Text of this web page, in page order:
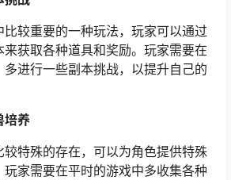
较重要的一种玩法，玩家可以通过
获取各种道具和奖励。玩家需要在
进行一些副本挑战，以提升自己的
培养
较特殊的存在，可以为角色提供特殊
家需要在平时的游戏中多收集各种